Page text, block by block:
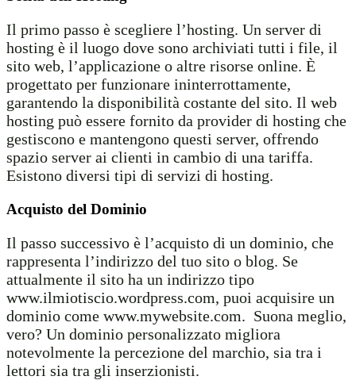
Il primo passo è scegliere l’hosting. Un server di
hosting è il luogo dove sono archiviati tutti i file, il
sito web, l’applicazione o altre risorse online. È
progettato per funzionare ininterrottamente,
garantendo la disponibilità costante del sito. Il web
hosting può essere fornito da provider di hosting che
gestiscono e mantengono questi server, offrendo
spazio server ai clienti in cambio di una tariffa.
Esistono diversi tipi di servizi di hosting.
Acquisto del Dominio
Il passo successivo è l’acquisto di un dominio, che
rappresenta l’indirizzo del tuo sito o blog. Se
attualmente il sito ha un indirizzo tipo
www.ilmiotiscio.wordpress.com, puoi acquisire un
dominio come www.mywebsite.com. Suona meglio,
vero? Un dominio personalizzato migliora
notevolmente la percezione del marchio, sia tra i
lettori sia tra gli inserzionisti.